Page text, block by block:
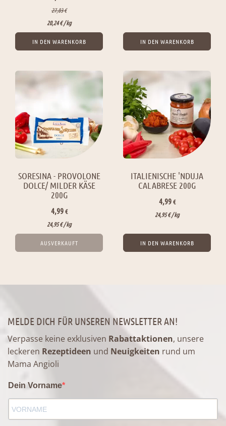
Preis
war:
4,46 €
Preis
ist:
3,34 €.
27,03€
20,24€/ kg
IN DEN WARENKORB IN DEN WARENKORB
SORESINA - PROVOLONE
DOLCE/ MILDER KÄSE
200G
4,99€
24,95€/ kg
AUSVERKAUFT
ITALIENISCHE 'NDUJA
CALABRESE 200G
4,99€
24,95€/ kg
IN DEN WARENKORB
MELDE DICH FÜR UNSEREN NEWSLETTER AN!
Verpasse keine exklusiven Rabattaktionen, unsere
leckeren Rezeptideen und Neuigkeiten rund um
Mama Angioli
Dein Vorname